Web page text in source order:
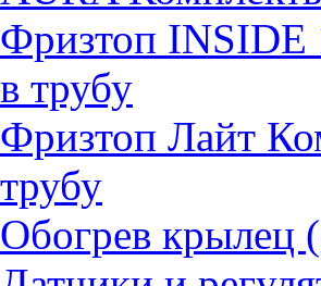
Фризтоп INSIDE
в трубу
Фризтоп Лайт
трубу
Обогрев крылец